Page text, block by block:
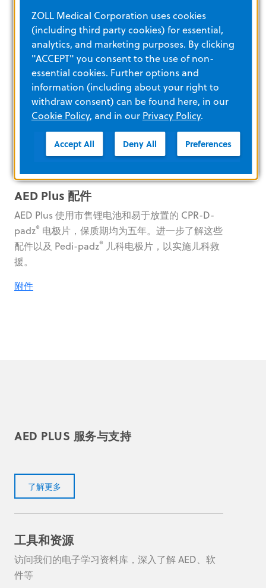
AED Plus 视频
RescueNet®EventSummary
访问临床事件信息，用于质量审查、分析和事后汇
报。
了解更多
AED Plus 配件
AED Plus 使用市售锂电池和易于放置的 CPR-D-
padz® 电极片，保质期均为五年。进一步了解这些
配件以及 Pedi-padz® 儿科电极片，以实施儿科救
援。
附件
AED PLUS 服务与支持
了解更多
工具和资源
访问我们的电子学习资料库，深入了解 AED、软
件等
ZOLL Medical Corporation uses cookies
(including third party cookies) for essential,
analytics, and marketing purposes. By clicking
"ACCEPT" you consent to the use of non-
essential cookies. Further options and
information (including about your right to
withdraw consent) can be found here, in our
Cookie Policy, and in our Privacy Policy.
Accept All Deny All Preferences